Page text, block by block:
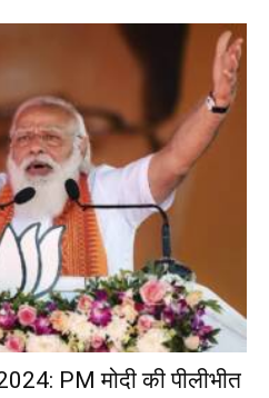
PM मोदी की पीलीभीत